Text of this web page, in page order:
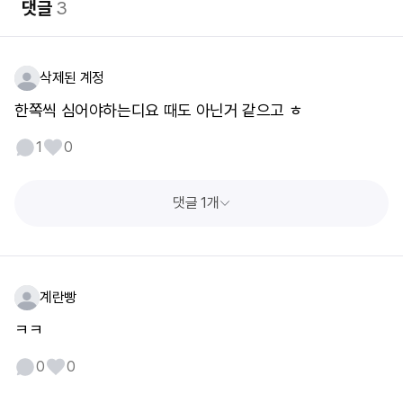
댓글3
삭제된 계정
한쪽씩 심어야하는디요 때도 아닌거 같으고 ㅎ
1 0
댓글 1개
계란빵
ㅋㅋ
0 0